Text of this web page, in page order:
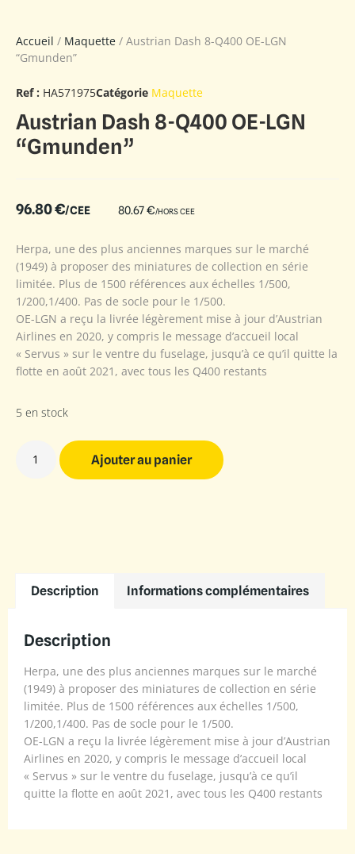
Accueil / Maquette / Austrian Dash 8-Q400 OE-LGN
“Gmunden”
Ref : HA571975Catégorie Maquette
Austrian Dash 8-Q400 OE-LGN
“Gmunden”
96.80€/CEE 80.67€/HORS CEE
Herpa, une des plus anciennes marques sur le marché
(1949) à proposer des miniatures de collection en série
limitée. Plus de 1500 références aux échelles 1/500,
1/200,1/400. Pas de socle pour le 1/500.
OE-LGN a reçu la livrée légèrement mise à jour d’Austrian
Airlines en 2020, y compris le message d’accueil local
« Servus » sur le ventre du fuselage, jusqu’à ce qu’il quitte la
flotte en août 2021, avec tous les Q400 restants
5 en stock
Ajouter au panier
Description Informations complémentaires
Description
Herpa, une des plus anciennes marques sur le marché
(1949) à proposer des miniatures de collection en série
limitée. Plus de 1500 références aux échelles 1/500,
1/200,1/400. Pas de socle pour le 1/500.
OE-LGN a reçu la livrée légèrement mise à jour d’Austrian
Airlines en 2020, y compris le message d’accueil local
« Servus » sur le ventre du fuselage, jusqu’à ce qu’il
quitte la flotte en août 2021, avec tous les Q400 restants